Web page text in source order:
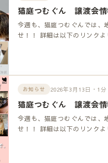
猫庭つむぐん 譲渡会情
今週も、猫庭つむぐんでは、
せ！！ 詳細は以下のリンクよ
お知らせ 2026年3月13日・1分
猫庭つむぐん 譲渡会情
今週も、猫庭つむぐんでは、
せ！！ 詳細は以下のリンクよ